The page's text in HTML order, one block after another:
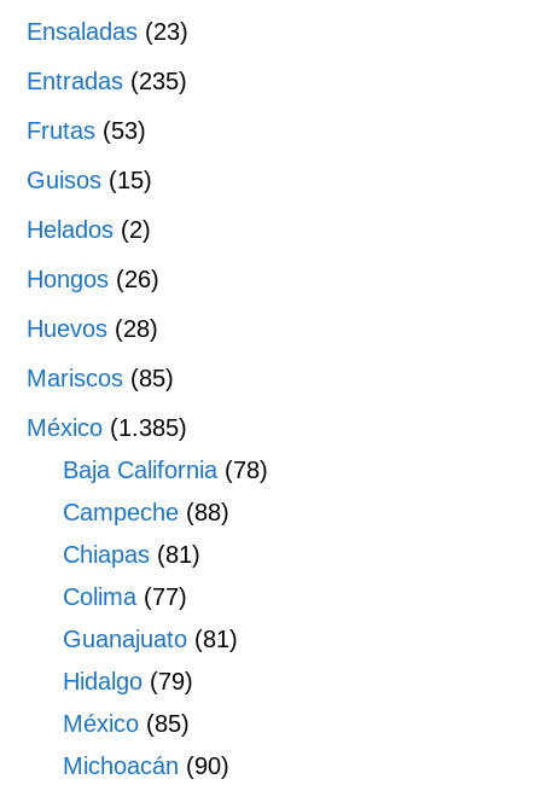
Ensaladas (23)
Entradas (235)
Frutas (53)
Guisos (15)
Helados (2)
Hongos (26)
Huevos (28)
Mariscos (85)
México (1.385)
Baja California (78)
Campeche (88)
Chiapas (81)
Colima (77)
Guanajuato (81)
Hidalgo (79)
México (85)
Michoacán (90)